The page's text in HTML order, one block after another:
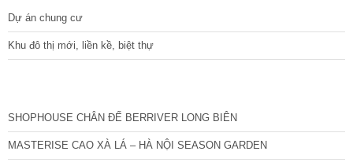
Dự án chung cư
Khu đô thị mới, liền kề, biệt thự
SHOPHOUSE CHÂN ĐẾ BERRIVER LONG BIÊN
MASTERISE CAO XÀ LÁ – HÀ NỘI SEASON GARDEN